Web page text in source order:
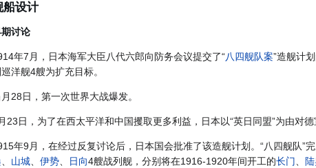
船设计
讨论
年7月，日本海军大臣八代六郎向防务会议提交了“八四舰队案”造舰计
洋舰4艘为扩充目标。
28日，第一次世界大战爆发。
23日，为了在西太平洋和中国攫取更多利益，日本以“英日同盟”为由对
年9月，在经过反复讨论后，日本国会批准了该造舰计划。“八四舰队
、 山城、 伊势、 日向4艘战列舰，分别将在1916-1920年间开工的长门、